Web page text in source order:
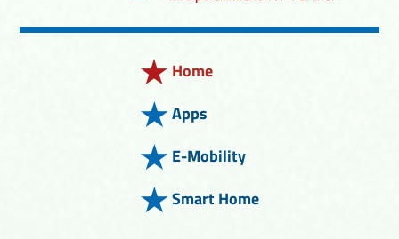
Home
Apps
E-Mobility
Smart Home